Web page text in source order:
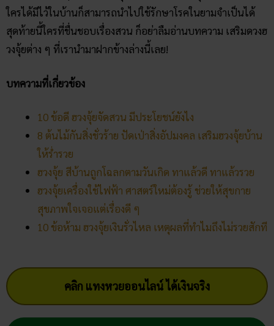
ใครได้มีไว้ในบ้านก็สามารถนำไปใช้รักษาโรคในยามจำเป็นได้
สุดท้ายนี้ใครที่ชื่นชอบเรื่องสวน ก็อย่าลืมอ่านบทความ เสริมดวงฮ
วงจุ้ยต่าง ๆ ที่เรานำมาฝากข้างล่างนี้เลย!
บทความที่เกี่ยวข้อง
10 ข้อดี ฮวงจุ้ยจัดสวน มีประโยชน์ยังไง
8 ต้นไม้กันสิ่งชั่วร้าย​ ปัดเป่าสิ่งอัปมงคล เสริมฮวงจุ้ยบ้าน
ให้ร่ำรวย
ฮวงจุ้ย สีบ้านถูกโฉลก​ตามวันเกิด ทาแล้วดี ทาแล้วรวย
ฮวงจุ้ยเครื่องใช้ไฟฟ้า ศาสตร์ใหม่ต้องรู้ ช่วยให้สุขกาย
สุขภาพใจเจอแต่เรื่องดี ๆ
10 ข้อห้าม​ ฮวงจุ้ย​เงินรั่วไหล​​ เหตุผลที่ทำไมถึงไม่รวยสักที
คลิก แทงหวยออนไลน์ ได้เงินจริง